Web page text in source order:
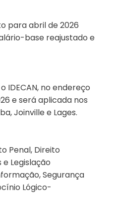
para abril de 2026
base reajustado e
IDECAN, no endereço
e será aplicada nos
Joinville e Lages.
Penal, Direito
Legislação
Segurança
Lógico-